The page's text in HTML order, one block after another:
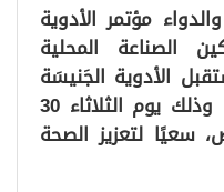
مؤتمر الأدوية
الصناعة المحلية
الأدوية الجَنيسَة
بالمملكة العربية السعودية”، وذلك يوم الثلاثاء 30
الرياض، سعيًا لتعزيز الصحة